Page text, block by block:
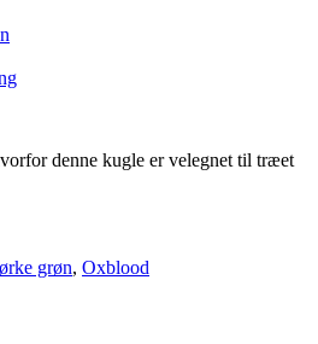
denne kugle er velegnet til træet
grøn, Oxblood